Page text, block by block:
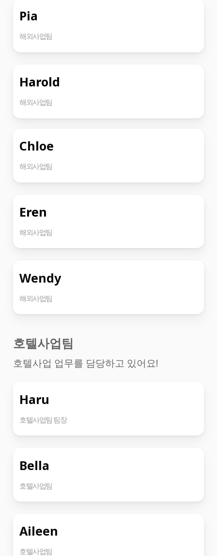
Pia
해외사업팀
Harold
해외사업팀
Chloe
해외사업팀
Eren
해외사업팀
Wendy
해외사업팀
호텔사업팀
호텔사업 업무를 담당하고 있어요!
Haru
호텔사업팀 팀장
Bella
호텔사업팀
Aileen
호텔사업팀